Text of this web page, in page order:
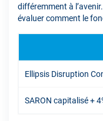
différemment à
évaluer comment le
Ellipsis Disruption
SARON capitalisé +